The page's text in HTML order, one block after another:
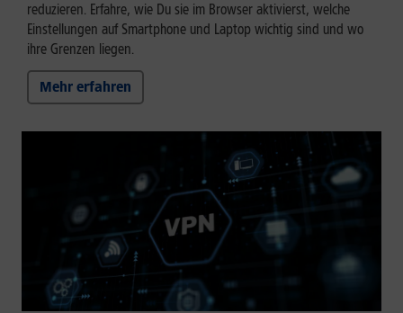
reduzieren. Erfahre, wie Du sie im Browser aktivierst, welche
Einstellungen auf Smartphone und Laptop wichtig sind und wo
ihre Grenzen liegen.
Mehr erfahren